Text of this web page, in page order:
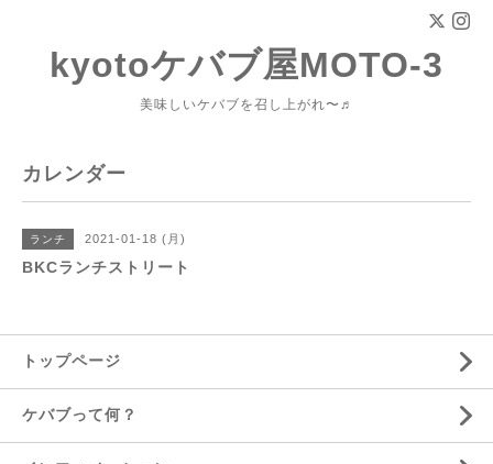
kyotoケバブ屋MOTO-3
美味しいケバブを召し上がれ〜♬
カレンダー
ランチ 2021-01-18 (月)
BKCランチストリート
トップページ
ケバブって何？